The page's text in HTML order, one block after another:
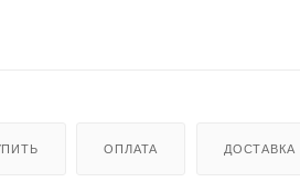
ОПЛАТА ДОСТАВКА